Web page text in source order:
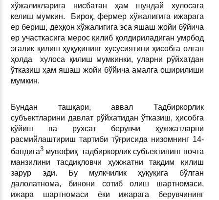
хўжаликларига нисбатан ҳам шундай хулосага
келиш мумкин. Бироқ, фермер хўжалигига ижарага
ер бериш, деҳқон хўжалигига эса яшаш жойи бўйича
ер участкасига мерос қилиб қолдириладиган умрбод
эгалик қилиш ҳуқуқининг хусусиятини ҳисобга олган
ҳолда хулоса қилиш мумкинки, уларни рўйхатдан
ўтказиш ҳам яшаш жойи бўйича амалга оширилиши
мумкин.
Бундан ташқари, аввал Тадбиркорлик
субъектларини давлат рўйхатидан ўтказиш, ҳисобга
қўйиш ва рухсат берувчи ҳужжатларни
расмийлаштириш тартиби тўғрисида низомнинг 14-
бандига3 мувофиқ тадбиркорлик субъектининг почта
манзилини тасдиқловчи ҳужжатни тақдим қилиш
зарур эди. Бу мулкчилик ҳуқуқига бўлган
далолатнома, бинони сотиб олиш шартномаси,
ижара шартномаси ёки ижарага берувчининг